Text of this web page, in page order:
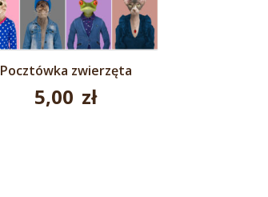
Pocztówka zwierzęta
5,00 zł